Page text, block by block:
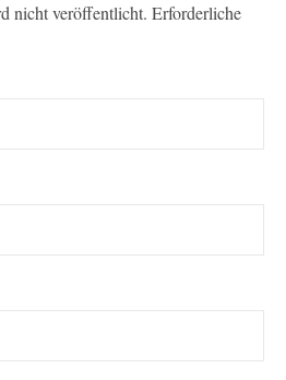
nicht veröffentlicht. Erforderliche